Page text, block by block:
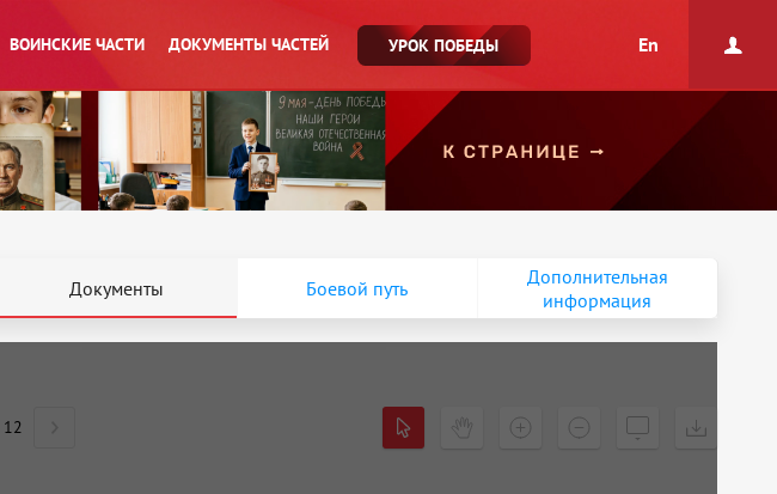
ВОИНСКИЕ ЧАСТИ ДОКУМЕНТЫ ЧАСТЕЙ УРОК ПОБЕДЫ En
Документы Боевой путь
Дополнительная
информация
12